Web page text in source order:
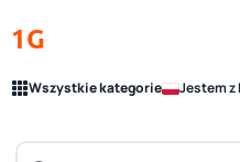
1G
Wszystkie kategorie Jestem z